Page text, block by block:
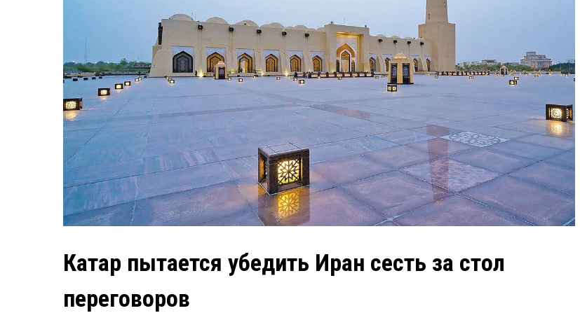
Катар пытается убедить Иран сесть за стол
переговоров